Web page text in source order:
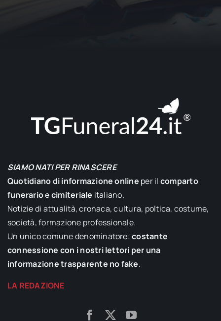
SIAMO NATI PER RINASCERE
Quotidiano di informazione online per il comparto
funerarioecimiteriale italiano.
Notizie di attualità, cronaca, cultura, poltica, costume,
società, formazione professionale.
Un unico comune denominatore:costante
connessione con i nostri lettori per una
informazione trasparente no fake.
LA REDAZIONE